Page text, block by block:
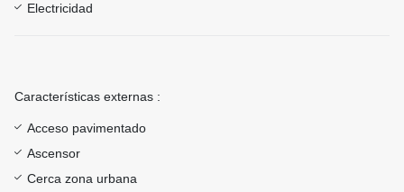
Electricidad
Características externas :
Acceso pavimentado
Ascensor
Cerca zona urbana